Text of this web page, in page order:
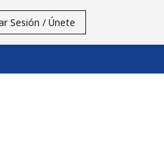
Sesión / Únete